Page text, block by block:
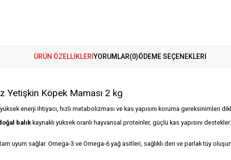
ÜRÜN ÖZELLIKLERIYORUMLAR(0)ÖDEME SEÇENEKLERI
Yetişkin Köpek Maması 2 kg
enerji ihtiyacı, hızlı metabolizması ve kas yapısını koruma gereksinimleri
balık kaynaklı yüksek oranlı hayvansal proteinler, güçlü kas yapısını
uyum sağlar. Omega-3 ve Omega-6 yağ asitleri, sağlıklı deri ve parlak tüy